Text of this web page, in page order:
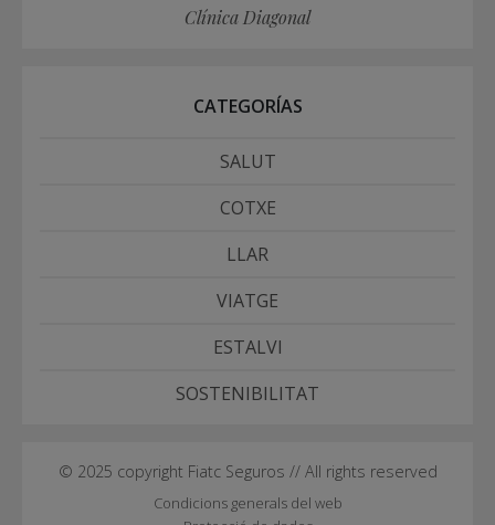
Clínica Diagonal
CATEGORÍAS
SALUT
COTXE
LLAR
VIATGE
ESTALVI
SOSTENIBILITAT
© 2025 copyright Fiatc Seguros // All rights reserved
Condicions generals del web